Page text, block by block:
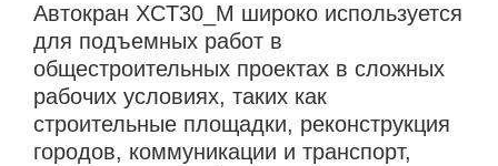
Автокран XCT30_M широко используется
для подъемных работ в
общестроительных проектах в сложных
рабочих условиях, таких как
строительные площадки, реконструкция
городов, коммуникации и транспорт,